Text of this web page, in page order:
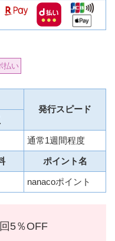
払い
発行スピード
通常1週間程度
ポイント名
nanacoポイント
5％OFF